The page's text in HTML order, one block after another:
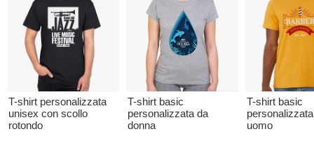
T-shirt personalizzata
unisex con scollo
rotondo
T-shirt basic
personalizzata da
donna
T-shirt basic
uomo